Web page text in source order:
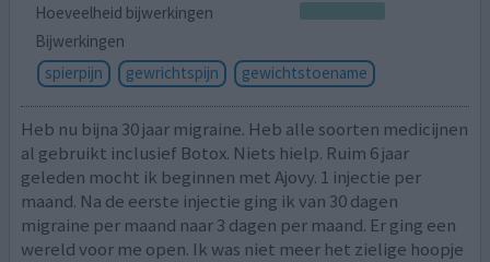
Hoeveelheid bijwerkingen
Bijwerkingen
spierpijn
gewrichtspijn gewichtstoename
Heb nu bijna 30 jaar migraine. Heb alle soorten medicijnen
al gebruikt inclusief Botox. Niets hielp. Ruim 6 jaar
geleden mocht ik beginnen met Ajovy. 1 injectie per
maand. Na de eerste injectie ging ik van 30 dagen
migraine per maand naar 3 dagen per maand. Er ging een
wereld voor me open. Ik was niet meer het zielige hoopje